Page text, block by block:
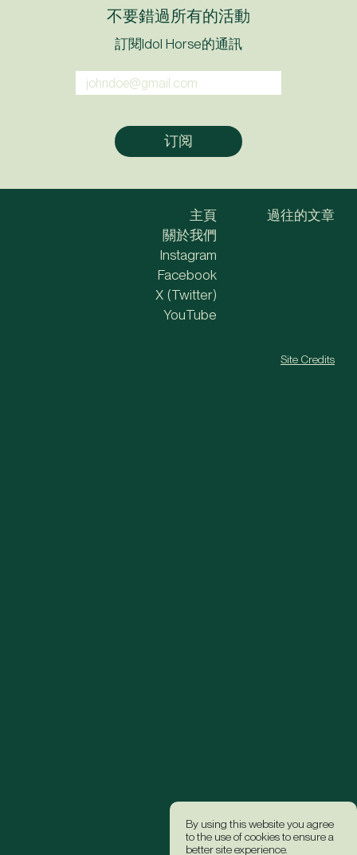
By using this website you agree
to the use of cookies to ensure a
better site experience.
不要錯過所有的活動
訂閱Idol Horse的通訊
主頁
關於我們
過往的文章
Instagram
Facebook
X (Twitter)
YouTube
Site Credits